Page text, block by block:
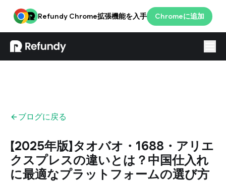
Refundy Chrome拡張機能を入手 Chromeに追加
ログイン
ブログに戻る
【2025年版】タオバオ・1688・アリエ
クスプレスの違いとは？中国仕入れ
に最適なプラットフォームの選び方